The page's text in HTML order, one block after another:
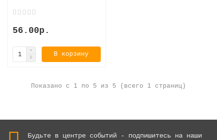
56.00р.
В корзину
Показано с 1 по 5 из 5 (всего 1 страниц)
Будьте в центре событий - подпишитесь на наши